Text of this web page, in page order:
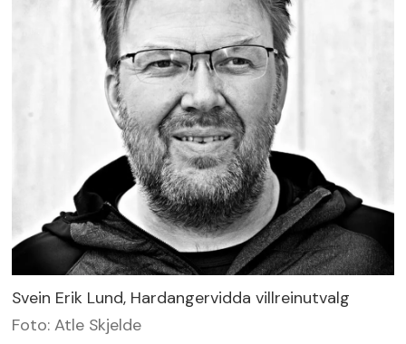
Svein Erik Lund, Hardangervidda villreinutvalg
Foto: Atle Skjelde